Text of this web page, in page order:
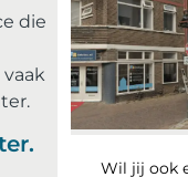
die
Wil jij ook